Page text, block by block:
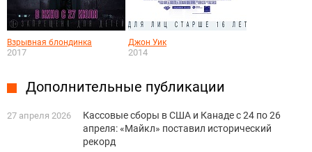
Взрывная блондинка
2017
Джон Уик
2014
Дополнительные публикации
27 апреля 2026
Кассовые сборы в США и Канаде с 24 по 26
апреля: «Майкл» поставил исторический
рекорд